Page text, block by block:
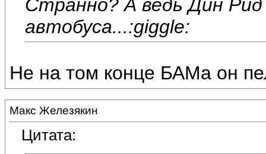
Странно? А ведь Дин
автобуса...:giggle:
Не на том конце БАМа он
Макс Железякин
Цитата: